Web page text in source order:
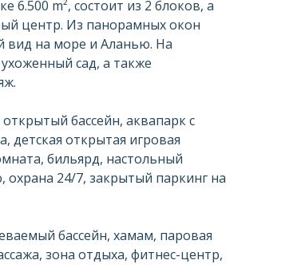
6.500 m², состоит из 2 блоков, а
центр. Из панорамных окон
вид на море и Аланью. На
сад, а также
бассейн, аквапарк с
детская открытая игровая
бильярд, настольный
24/7, закрытый паркинг на
бассейн, хамам, паровая
зона отдыха, фитнес-центр,